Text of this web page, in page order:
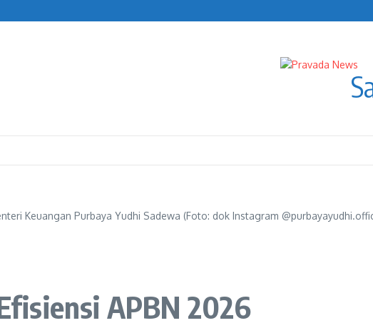
Keuangan Purbaya Yudhi Sadewa (Foto: dok Instagram
APBN 2026